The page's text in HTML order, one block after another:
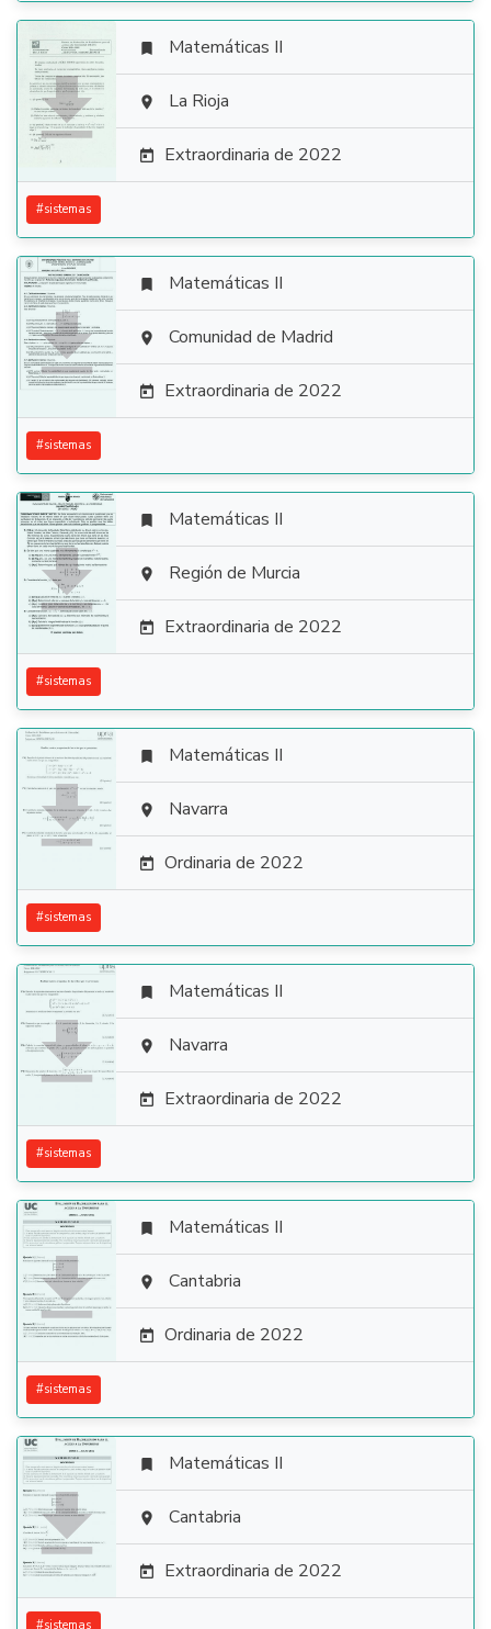

 Matemáticas II
 La Rioja
 Extraordinaria de 2022
#sistemas

 Matemáticas II
 Comunidad de Madrid
 Extraordinaria de 2022
#sistemas

 Matemáticas II
 Región de Murcia
 Extraordinaria de 2022
#sistemas

 Matemáticas II
 Navarra
 Ordinaria de 2022
#sistemas

 Matemáticas II
 Navarra
 Extraordinaria de 2022
#sistemas

 Matemáticas II
 Cantabria
 Ordinaria de 2022
#sistemas

 Matemáticas II
 Cantabria
 Extraordinaria de 2022
#sistemas